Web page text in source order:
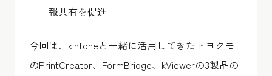
報共有を促進
今回は、kintoneと一緒に活用してきたトヨクモ
のPrintCreator、FormBridge、kViewerの3製品の